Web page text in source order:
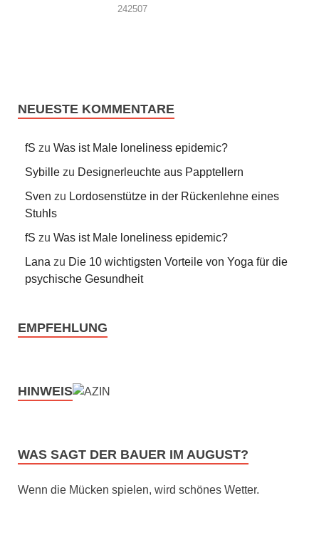
242507
NEUESTE KOMMENTARE
fS zu Was ist Male loneliness epidemic?
Sybille zu Designerleuchte aus Papptellern
Sven zu Lordosenstütze in der Rückenlehne eines
Stuhls
fS zu Was ist Male loneliness epidemic?
Lana zu Die 10 wichtigsten Vorteile von Yoga für die
psychische Gesundheit
EMPFEHLUNG
HINWEIS
WAS SAGT DER BAUER IM AUGUST?
Wenn die Mücken spielen, wird schönes Wetter.